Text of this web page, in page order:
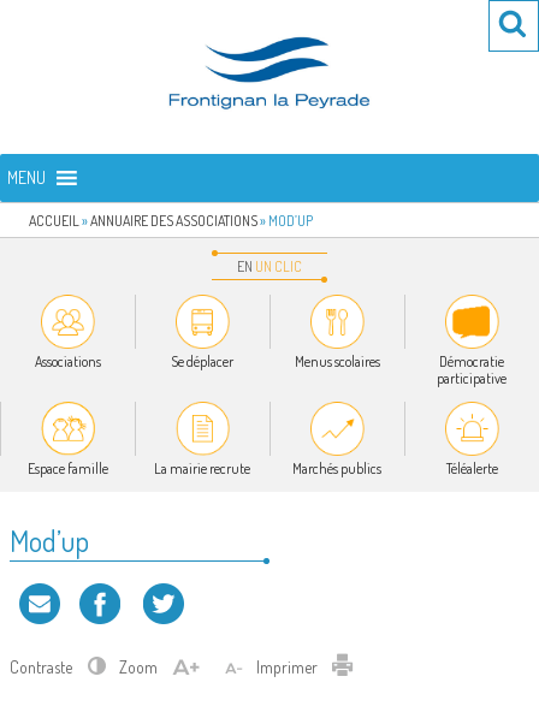
FRONTIGNAN LA PEYRADE
MENU
ACCUEIL »ANNUAIRE DES ASSOCIATIONS» MOD’UP
EN UN CLIC
Associations Se déplacer Menus scolaires
Démocratie
participative
Espace famille La mairie recrute Marchés publics Téléalerte
Mod’up
Contraste Zoom Imprimer